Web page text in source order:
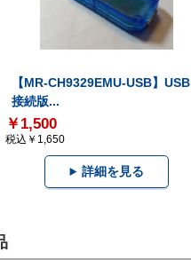
【MR-CH9329EMU-USB】USB
接続版...
￥1,500
税込￥1,650
詳細を見る